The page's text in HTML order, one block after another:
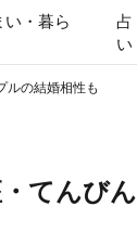
い・暮ら
占
い
ルの結婚相性も
てんびん